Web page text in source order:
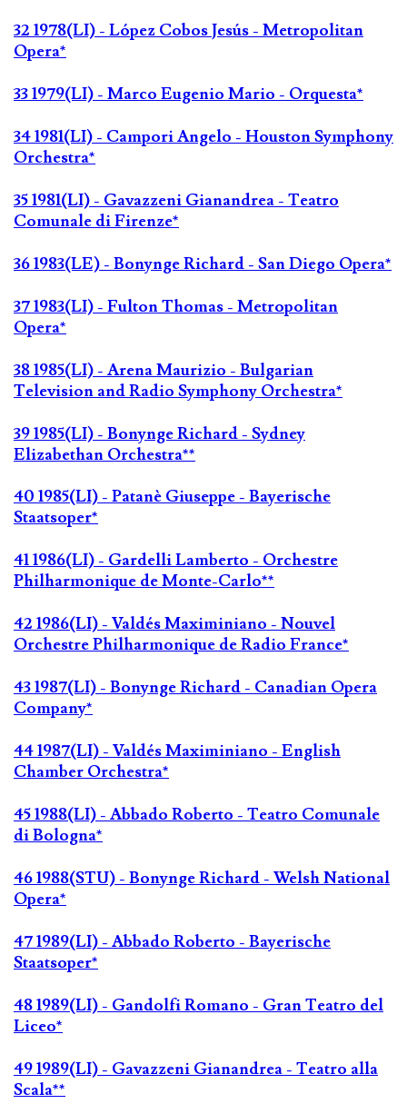
32 1978(LI) - López Cobos Jesús - Metropolitan
Opera*
33 1979(LI) - Marco Eugenio Mario - Orquesta*
34 1981(LI) - Campori Angelo - Houston Symphony
Orchestra*
35 1981(LI) - Gavazzeni Gianandrea - Teatro
Comunale di Firenze*
36 1983(LE) - Bonynge Richard - San Diego Opera*
37 1983(LI) - Fulton Thomas - Metropolitan
Opera*
38 1985(LI) - Arena Maurizio - Bulgarian
Television and Radio Symphony Orchestra*
39 1985(LI) - Bonynge Richard - Sydney
Elizabethan Orchestra**
40 1985(LI) - Patanè Giuseppe - Bayerische
Staatsoper*
41 1986(LI) - Gardelli Lamberto - Orchestre
Philharmonique de Monte-Carlo**
42 1986(LI) - Valdés Maximiniano - Nouvel
Orchestre Philharmonique de Radio France*
43 1987(LI) - Bonynge Richard - Canadian Opera
Company*
44 1987(LI) - Valdés Maximiniano - English
Chamber Orchestra*
45 1988(LI) - Abbado Roberto - Teatro Comunale
di Bologna*
46 1988(STU) - Bonynge Richard - Welsh National
Opera*
47 1989(LI) - Abbado Roberto - Bayerische
Staatsoper*
48 1989(LI) - Gandolfi Romano - Gran Teatro del
Liceo*
49 1989(LI) - Gavazzeni Gianandrea - Teatro alla
Scala**